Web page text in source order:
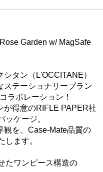
Garden w/ MagSafe
タン（L'OCCITANE）
ステーショナリーブラン
ラボレーション！
が得意のRIFLE PAPER社
ケージ。
観を、Case-Mate品質の
します。
たワンピース構造の